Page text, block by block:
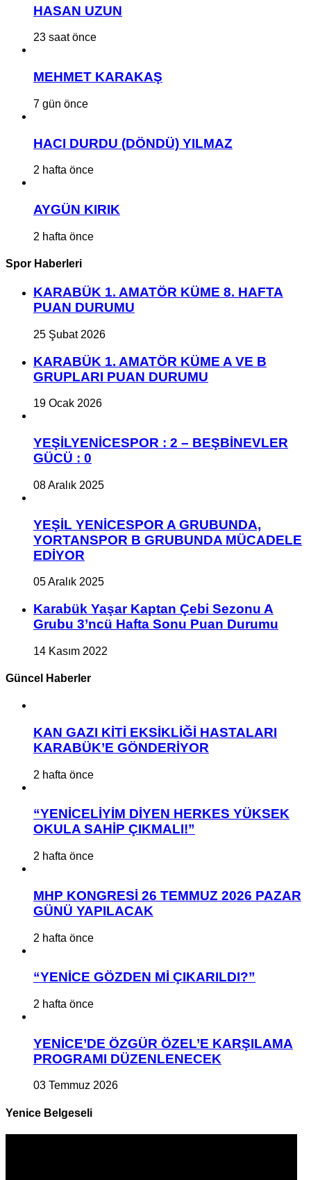
HASAN UZUN
23 saat önce
MEHMET KARAKAŞ
7 gün önce
HACI DURDU (DÖNDÜ) YILMAZ
2 hafta önce
AYGÜN KIRIK
2 hafta önce
Spor Haberleri
KARABÜK 1. AMATÖR KÜME 8. HAFTA
PUAN DURUMU
25 Şubat 2026
KARABÜK 1. AMATÖR KÜME A VE B
GRUPLARI PUAN DURUMU
19 Ocak 2026
YEŞİLYENİCESPOR : 2 – BEŞBİNEVLER
GÜCÜ : 0
08 Aralık 2025
YEŞİL YENİCESPOR A GRUBUNDA,
YORTANSPOR B GRUBUNDA MÜCADELE
EDİYOR
05 Aralık 2025
Karabük Yaşar Kaptan Çebi Sezonu A
Grubu 3’ncü Hafta Sonu Puan Durumu
14 Kasım 2022
Güncel Haberler
KAN GAZI KİTİ EKSİKLİĞİ HASTALARI
KARABÜK’E GÖNDERİYOR
2 hafta önce
“YENİCELİYİM DİYEN HERKES YÜKSEK
OKULA SAHİP ÇIKMALI!”
2 hafta önce
MHP KONGRESİ 26 TEMMUZ 2026 PAZAR
GÜNÜ YAPILACAK
2 hafta önce
“YENİCE GÖZDEN Mİ ÇIKARILDI?”
2 hafta önce
YENİCE’DE ÖZGÜR ÖZEL’E KARŞILAMA
PROGRAMI DÜZENLENECEK
03 Temmuz 2026
Yenice Belgeseli